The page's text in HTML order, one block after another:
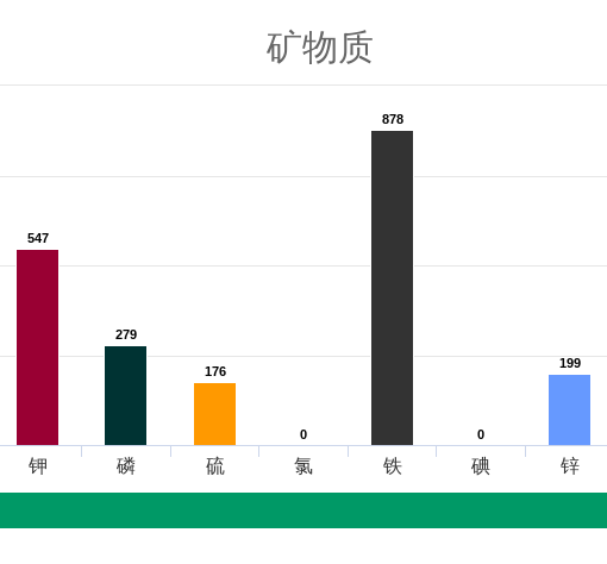
矿物质
547
547
279
279
176
176
0
0
878
878
0
0
199
199
钾 磷 硫 氯 铁 碘 锌